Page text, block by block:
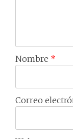
Nombre *
Correo